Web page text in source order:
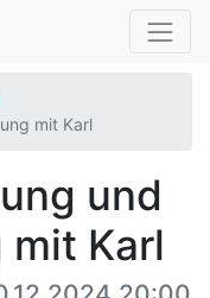
mit Karl
und
Karl